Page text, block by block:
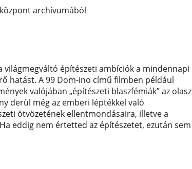
archívumából
építészeti ambíciók a mindennapi
hatást. A 99 Dom-ino című filmben például
valójában „építészeti blaszfémiák” az olasz
derül még az emberi léptékkel való
ötvözetének ellentmondásaira, illetve a
eddig nem értetted az építészetet, ezután sem